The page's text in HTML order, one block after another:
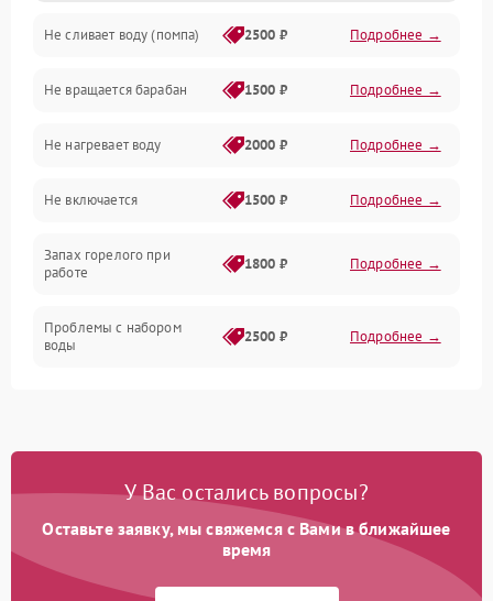
Водоснабжение
Слив
Программное обеспечение
Не сливает воду (помпа) 2500 ₽ Подробнее →
Не вращается барабан 1500 ₽ Подробнее →
Не нагревает воду 2000 ₽ Подробнее →
Не включается 1500 ₽ Подробнее →
Запах горелого при
работе
1800 ₽ Подробнее →
Проблемы с набором
воды
2500 ₽ Подробнее →
Замена платы управления 2200 ₽ Подробнее →
У Вас остались вопросы?
Оставьте заявку, мы свяжемся с Вами в ближайшее
время